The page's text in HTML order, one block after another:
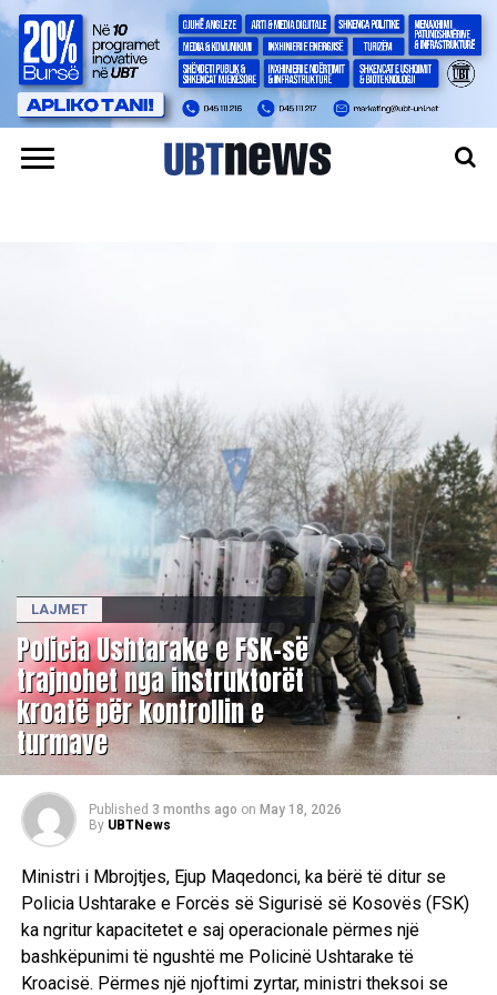
LAJMET
Policia Ushtarake e FSK-së
trajnohet nga instruktorët
kroatë për kontrollin e
turmave
Published 3 months ago on May 18, 2026
By UBTNews
Ministri i Mbrojtjes, Ejup Maqedonci, ka bërë të ditur se
Policia Ushtarake e Forcës së Sigurisë së Kosovës (FSK)
ka ngritur kapacitetet e saj operacionale përmes një
bashkëpunimi të ngushtë me Policinë Ushtarake të
Kroacisë. Përmes një njoftimi zyrtar, ministri theksoi se